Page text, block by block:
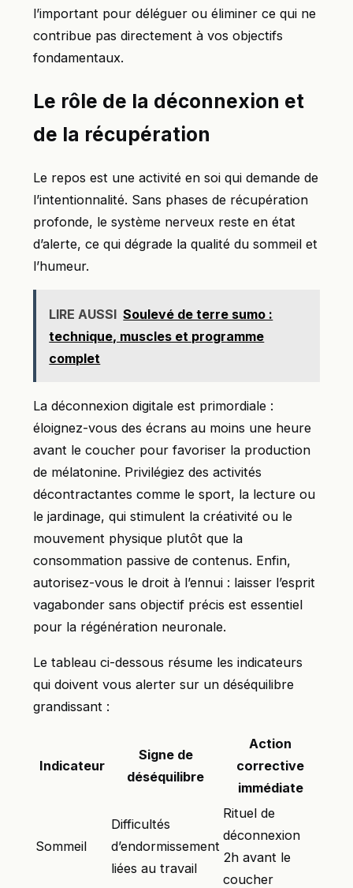
l’important pour déléguer ou éliminer ce qui ne
contribue pas directement à vos objectifs
fondamentaux.
Le rôle de la déconnexion et
de la récupération
Le repos est une activité en soi qui demande de
l’intentionnalité. Sans phases de récupération
profonde, le système nerveux reste en état
d’alerte, ce qui dégrade la qualité du sommeil et
l’humeur.
LIRE AUSSI Soulevé de terre sumo :
technique, muscles et programme
complet
La déconnexion digitale est primordiale :
éloignez-vous des écrans au moins une heure
avant le coucher pour favoriser la production
de mélatonine. Privilégiez des activités
décontractantes comme le sport, la lecture ou
le jardinage, qui stimulent la créativité ou le
mouvement physique plutôt que la
consommation passive de contenus. Enfin,
autorisez-vous le droit à l’ennui : laisser l’esprit
vagabonder sans objectif précis est essentiel
pour la régénération neuronale.
Le tableau ci-dessous résume les indicateurs
qui doivent vous alerter sur un déséquilibre
grandissant :
Indicateur
Signe de
déséquilibre
Action
corrective
immédiate
Sommeil
Difficultés
d’endormissement
liées au travail
Rituel de
déconnexion
2h avant le
coucher